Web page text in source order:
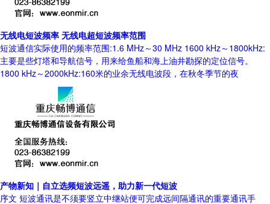
无线电短波频率 无线电超短波频率范围
短波通信实际使用的频率范围:1.6 MHz～30 MHz 1600 kHz～1800kHz:
主要是些灯塔和导航信号，用来给鱼船和海上油井勘探的定位信号。
1800 kHz～2000kHz:160米的业余无线电波段，在秋冬季节的夜
产物新知｜自立选频短波远遥，助力新一代短波
序文 短波通讯是不须要竖立中继站便可完成远间隔通讯的重要通讯手